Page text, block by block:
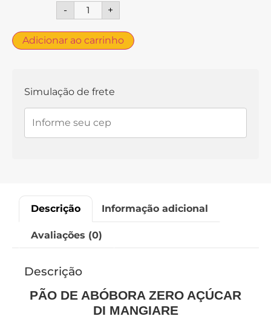
- +
Adicionar ao carrinho
Simulação de frete
Descrição Informação adicional
Avaliações (0)
Descrição
PÃO DE ABÓBORA ZERO AÇÚCAR
DI MANGIARE